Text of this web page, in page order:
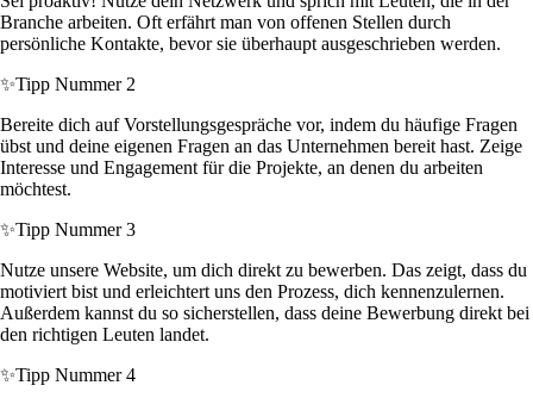
Branche arbeiten. Oft erfährt man von offenen Stellen durch
persönliche Kontakte, bevor sie überhaupt ausgeschrieben werden.
✨Tipp Nummer 2
Bereite dich auf Vorstellungsgespräche vor, indem du häufige Fragen
übst und deine eigenen Fragen an das Unternehmen bereit hast. Zeige
Interesse und Engagement für die Projekte, an denen du arbeiten
möchtest.
✨Tipp Nummer 3
Nutze unsere Website, um dich direkt zu bewerben. Das zeigt, dass du
motiviert bist und erleichtert uns den Prozess, dich kennenzulernen.
Außerdem kannst du so sicherstellen, dass deine Bewerbung direkt bei
den richtigen Leuten landet.
✨Tipp Nummer 4